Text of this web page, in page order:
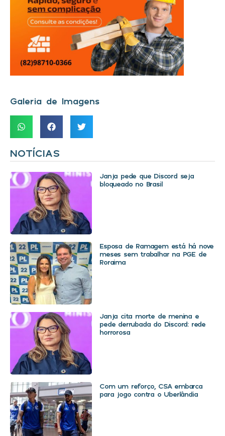
Galeria de Imagens
NOTÍCIAS
Janja pede que Discord seja
bloqueado no Brasil
Esposa de Ramagem está há nove
meses sem trabalhar na PGE de
Roraima
Janja cita morte de menina e
pede derrubada do Discord: rede
horrorosa
Com um reforço, CSA embarca
para jogo contra o Uberlândia